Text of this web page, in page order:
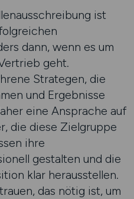
ist
dann, wenn es um
geht.
Strategen, die
und Ergebnisse
eine Ansprache auf
die diese Zielgruppe
ihre
gestalten und die
klar herausstellen.
das nötig ist, um